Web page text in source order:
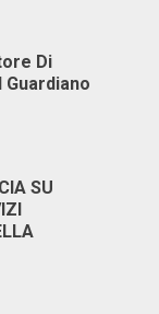
Di
Guardiano
SU